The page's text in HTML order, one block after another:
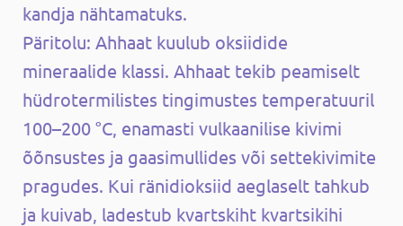
kandja nähtamatuks.
Päritolu: Ahhaat kuulub oksiidide
mineraalide klassi. Ahhaat tekib peamiselt
hüdrotermilistes tingimustes temperatuuril
100–200 °C, enamasti vulkaanilise kivimi
õõnsustes ja gaasimullides või settekivimite
pragudes. Kui ränidioksiid aeglaselt tahkub
ja kuivab, ladestub kvartskiht kvartsikihi